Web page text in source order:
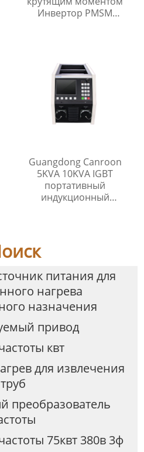
Инвертор PMSM
Guangdong Canroon
5KVA 10KVA IGBT
портативный
индукционный
термообработки после
питания для
нагрева
назначения
привод
квт
для извлечения
труб
75квт 380в 3ф